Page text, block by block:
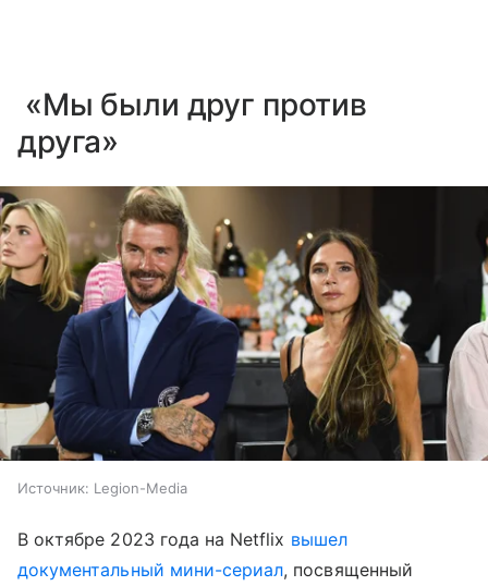
«Мы были друг против
друга»
Источник: Legion-Media
В октябре 2023 года на Netflix вышел
документальный мини-сериал, посвященный